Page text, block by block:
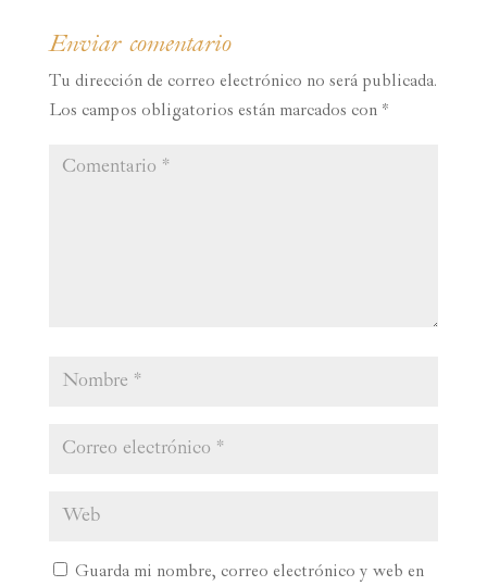
Enviar comentario
Tu dirección de correo electrónico no será publicada.
Los campos obligatorios están marcados con *
Guarda mi nombre, correo electrónico y web en